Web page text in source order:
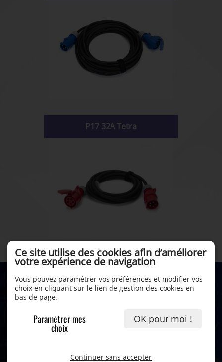
P17 32A Tetra
Ce site utilise des cookies afin d’améliorer
votre expérience de navigation
Vous pouvez paramétrer vos préférences et modifier vos
choix en cliquant sur le lien de gestion des cookies en
bas de page.
Paramétrer mes
choix
OK pour moi !
Continuer sans accepter